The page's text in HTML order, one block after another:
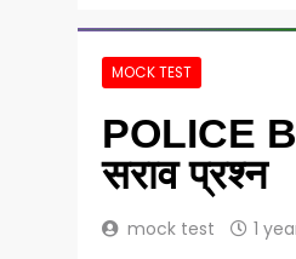
MOCK TEST
POLICE
सराव प्रश्न
mock test 1